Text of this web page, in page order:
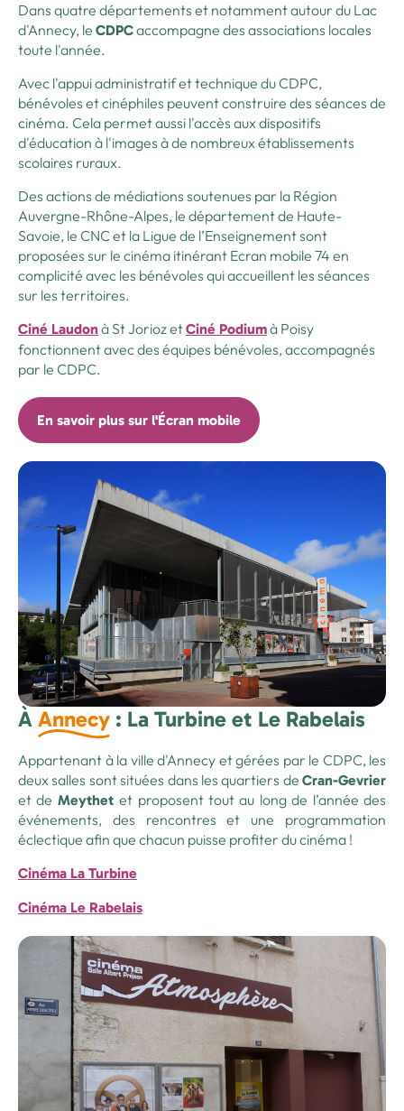
Dans quatre départements et notamment autour du Lac
d'Annecy, le CDPCaccompagne des associations locales
toute l'année.
Avec l'appui administratif et technique du CDPC,
bénévoles et cinéphiles peuvent construire des séances de
cinéma. Cela permet aussi l'accès aux dispositifs
d'éducation à l'images à de nombreux établissements
scolaires ruraux.
Des actions de médiations soutenues par la Région
Auvergne-Rhône-Alpes, le département de Haute-
Savoie, le CNC et la Ligue de l’Enseignement sont
proposées sur le cinéma itinérant Ecran mobile 74 en
complicité avec les bénévoles qui accueillent les séances
sur les territoires.
Ciné Laudonà St Jorioz etCiné Podiumà Poisy
fonctionnent avec des équipes bénévoles, accompagnés
par le CDPC.
En savoir plus sur l'Écran mobile
À Annecy : La Turbine et Le Rabelais
Appartenant à la ville d'Annecy et gérées par le CDPC, les
deux salles sont situées dans les quartiers de Cran-Gevrier
et de Meythetet proposent tout au long de l’année des
événements, des rencontres et une programmation
éclectique afin que chacun puisse profiter du cinéma !
Cinéma La Turbine
Cinéma Le Rabelais